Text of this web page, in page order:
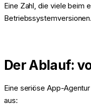
Eine Zahl, die viele beim
Der Ablauf:
Eine seriöse App-
aus: